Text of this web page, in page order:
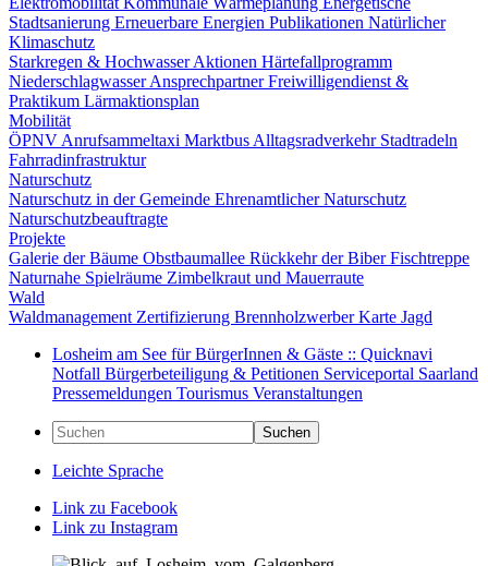
Stadtsanierung Erneuerbare Energien Publikationen Natürlicher
Klimaschutz
Starkregen & HochwasserAktionen Härtefallprogramm
NiederschlagwasserAnsprechpartnerFreiwilligendienst &
Praktikum Lärmaktionsplan
Mobilität
ÖPNV Anrufsammeltaxi Marktbus Alltagsradverkehr Stadtradeln
Fahrradinfrastruktur
Naturschutz
Naturschutz in der Gemeinde Ehrenamtlicher Naturschutz
Naturschutzbeauftragte
Projekte
Galerie der Bäume Obstbaumallee Rückkehr der BiberFischtreppe
Naturnahe Spielräume Zimbelkraut und Mauerraute
Wald
Waldmanagement Zertifizierung BrennholzwerberKarte Jagd
Losheim am See für BürgerInnen & Gäste :: Quicknavi
Notfall Bürgerbeteiligung & Petitionen Serviceportal Saarland
Pressemeldungen Tourismus Veranstaltungen
Suchen
Leichte Sprache
Link zu Facebook
Link zu Instagram